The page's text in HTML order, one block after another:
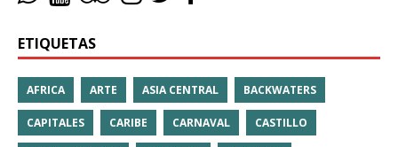
ETIQUETAS
AFRICA ARTE ASIA CENTRAL BACKWATERS
CAPITALES CARIBE CARNAVAL CASTILLO